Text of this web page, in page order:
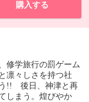
購入する
修学旅行の罰ゲーム
凛々しさを持つ社
う!! 後日、神津と再
しまう。煌びやか